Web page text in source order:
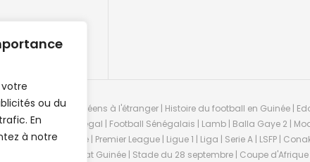
ou du
En
à notre
| Footballeurs guinéens à l'étranger | Histoire du football en Guinée |
| Lions du Sénégal | Football Sénégalais | Lamb | Balla Gaye 2 |
au Guinée | Premier League | Ligue 1 | Liga | Serie A | LSFP |
| Championnat Guinée | Stade du 28 septembre | Coupe